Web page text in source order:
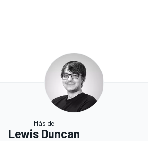
Más de
Lewis Duncan